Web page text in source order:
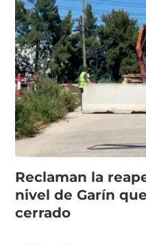
Reclaman la
nivel de Garín
cerrado